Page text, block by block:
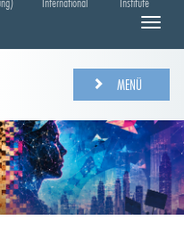
N
g
a
t
i
o
n
e
MENÜ